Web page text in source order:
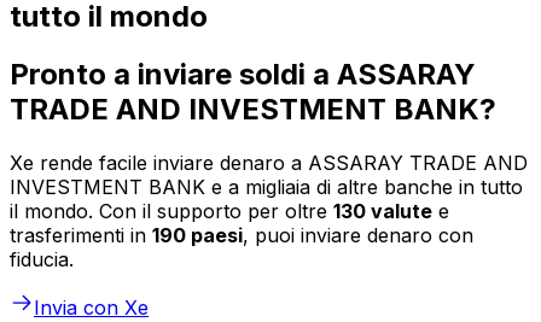
tutto il mondo
Pronto a inviare soldi a ASSARAY
TRADE AND INVESTMENT BANK?
Xe rende facile inviare denaro a ASSARAY TRADE AND
INVESTMENT BANK e a migliaia di altre banche in tutto
il mondo. Con il supporto per oltre 130 valute e
trasferimenti in 190 paesi, puoi inviare denaro con
fiducia.
Invia con Xe